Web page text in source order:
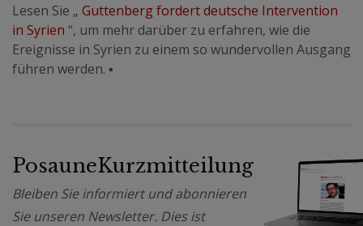
Lesen Sie „ Guttenberg fordert deutsche Intervention
in Syrien “, um mehr darüber zu erfahren, wie die
Ereignisse in Syrien zu einem so wundervollen Ausgang
führen werden. ▪
PosauneKurzmitteilung
Bleiben Sie informiert und abonnieren
Sie unseren Newsletter. Dies ist